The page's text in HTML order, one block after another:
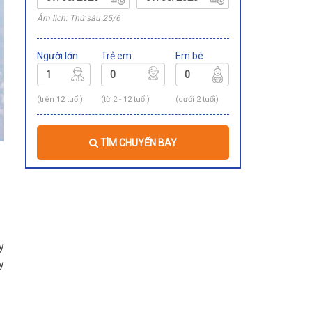
Âm lịch: Thứ sáu 25/6
Người lớn
(trên 12 tuổi)
Trẻ em
(từ 2 - 12 tuổi)
Em bé
(dưới 2 tuổi)
TÌM CHUYẾN BAY